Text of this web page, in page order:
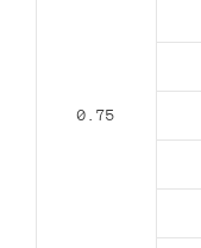
0.75